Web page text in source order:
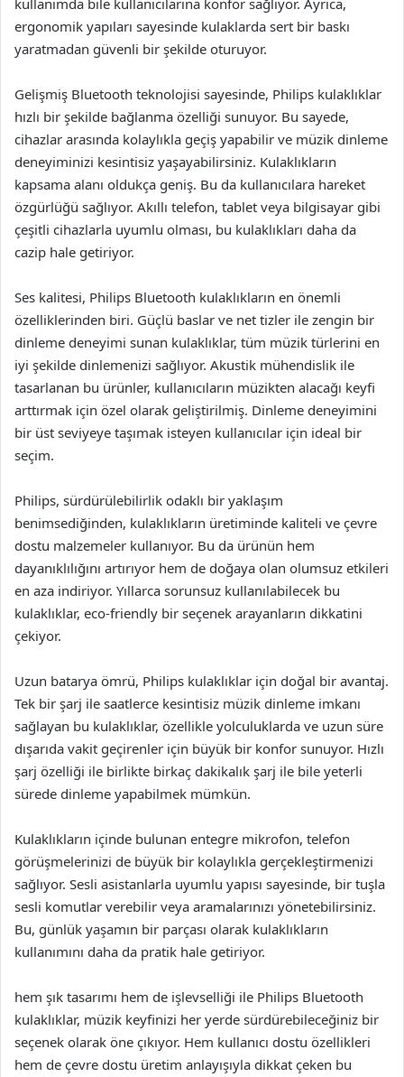
kullanımda bile kullanıcılarına konfor sağlıyor. Ayrıca,
ergonomik yapıları sayesinde kulaklarda sert bir baskı
yaratmadan güvenli bir şekilde oturuyor.
Gelişmiş Bluetooth teknolojisi sayesinde, Philips kulaklıklar
hızlı bir şekilde bağlanma özelliği sunuyor. Bu sayede,
cihazlar arasında kolaylıkla geçiş yapabilir ve müzik dinleme
deneyiminizi kesintisiz yaşayabilirsiniz. Kulaklıkların
kapsama alanı oldukça geniş. Bu da kullanıcılara hareket
özgürlüğü sağlıyor. Akıllı telefon, tablet veya bilgisayar gibi
çeşitli cihazlarla uyumlu olması, bu kulaklıkları daha da
cazip hale getiriyor.
Ses kalitesi, Philips Bluetooth kulaklıkların en önemli
özelliklerinden biri. Güçlü baslar ve net tizler ile zengin bir
dinleme deneyimi sunan kulaklıklar, tüm müzik türlerini en
iyi şekilde dinlemenizi sağlıyor. Akustik mühendislik ile
tasarlanan bu ürünler, kullanıcıların müzikten alacağı keyfi
arttırmak için özel olarak geliştirilmiş. Dinleme deneyimini
bir üst seviyeye taşımak isteyen kullanıcılar için ideal bir
seçim.
Philips, sürdürülebilirlik odaklı bir yaklaşım
benimsediğinden, kulaklıkların üretiminde kaliteli ve çevre
dostu malzemeler kullanıyor. Bu da ürünün hem
dayanıklılığını artırıyor hem de doğaya olan olumsuz etkileri
en aza indiriyor. Yıllarca sorunsuz kullanılabilecek bu
kulaklıklar, eco-friendly bir seçenek arayanların dikkatini
çekiyor.
Uzun batarya ömrü, Philips kulaklıklar için doğal bir avantaj.
Tek bir şarj ile saatlerce kesintisiz müzik dinleme imkanı
sağlayan bu kulaklıklar, özellikle yolculuklarda ve uzun süre
dışarıda vakit geçirenler için büyük bir konfor sunuyor. Hızlı
şarj özelliği ile birlikte birkaç dakikalık şarj ile bile yeterli
sürede dinleme yapabilmek mümkün.
Kulaklıkların içinde bulunan entegre mikrofon, telefon
görüşmelerinizi de büyük bir kolaylıkla gerçekleştirmenizi
sağlıyor. Sesli asistanlarla uyumlu yapısı sayesinde, bir tuşla
sesli komutlar verebilir veya aramalarınızı yönetebilirsiniz.
Bu, günlük yaşamın bir parçası olarak kulaklıkların
kullanımını daha da pratik hale getiriyor.
hem şık tasarımı hem de işlevselliği ile Philips Bluetooth
kulaklıklar, müzik keyfinizi her yerde sürdürebileceğiniz bir
seçenek olarak öne çıkıyor. Hem kullanıcı dostu özellikleri
hem de çevre dostu üretim anlayışıyla dikkat çeken bu